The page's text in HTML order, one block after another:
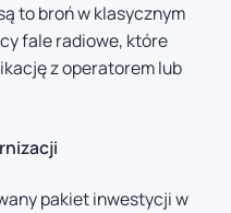
to broń w klasycznym
fale radiowe, które
z operatorem lub
pakiet inwestycji w